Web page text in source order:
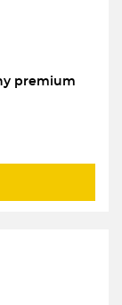
premium